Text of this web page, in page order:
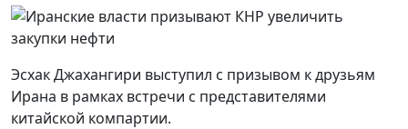
Эсхак Джахангири выступил с призывом к друзьям
Ирана в рамках встречи с представителями
китайской компартии.